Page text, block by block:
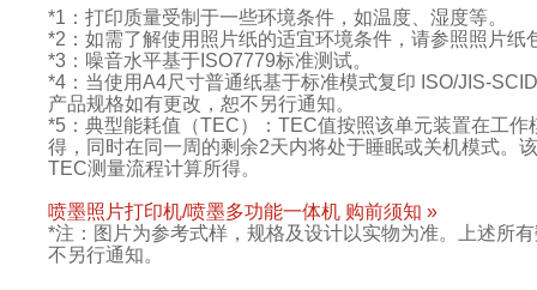
*1：打印质量受制于一些环境条件，如温度、湿度等。
*2：如需了解使用照片纸的适宜环境条件，请参照照片纸
*3：噪音水平基于ISO7779标准测试。
*4：当使用A4尺寸普通纸基于标准模式复印 ISO/JIS-
产品规格如有更改，恕不另行通知。
*5：典型能耗值（TEC）：TEC值按照该单元装置在工
得，同时在同一周的剩余2天内将处于睡眠或关机模式。
TEC测量流程计算所得。
喷墨照片打印机/喷墨多功能一体机 购前须知 »
*注：图片为参考式样，规格及设计以实物为准。上述所
不另行通知。